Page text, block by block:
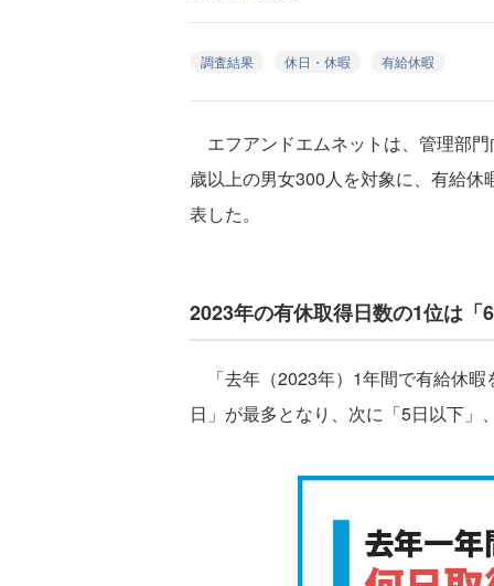
調査結果 休日・休暇 有給休暇
エフアンドエムネットは、管理部
歳以上の男女300人を対象に、有給
表した。
2023年の有休取得日数の1位は「
「去年（2023年）1年間で有給休
日」が最多となり、次に「5日以下」